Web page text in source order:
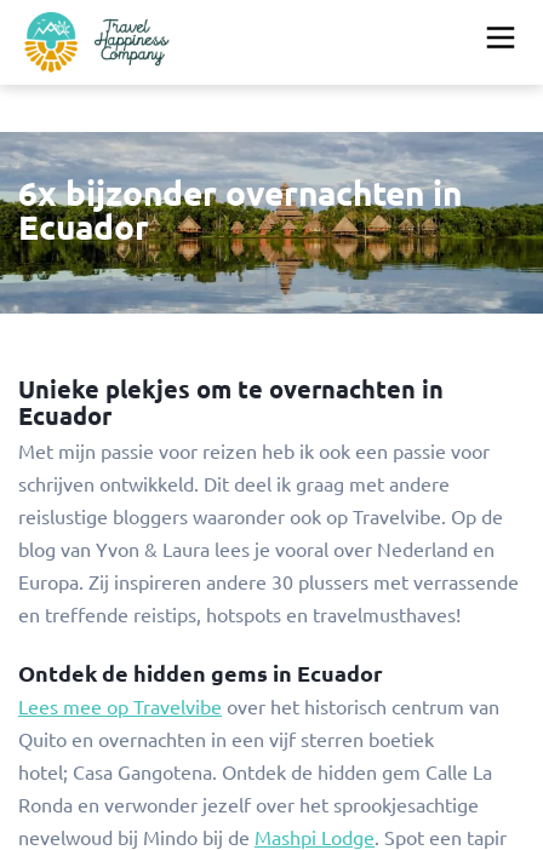
6x bijzonder overnachten in
Ecuador
Unieke plekjes om te overnachten in
Ecuador
Met mijn passie voor reizen heb ik ook een passie voor
schrijven ontwikkeld. Dit deel ik graag met andere
reislustige bloggers waaronder ook op Travelvibe. Op de
blog van Yvon & Laura lees je vooral over Nederland en
Europa. Zij inspireren andere 30 plussers met verrassende
en treffende reistips, hotspots en travelmusthaves!
Ontdek de hidden gems in Ecuador
Lees mee op Travelvibe over het historisch centrum van
Quito en overnachten in een vijf sterren boetiek
hotel; Casa Gangotena. Ontdek de hidden gem Calle La
Ronda en verwonder jezelf over het sprookjesachtige
nevelwoud bij Mindo bij de Mashpi Lodge. Spot een tapir